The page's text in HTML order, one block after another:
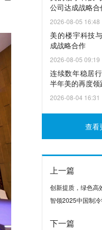
公司达成战略合
2026-08-05 16:48
美的楼宇科技
成战略合作
2026-08-05 09:19
连续数年稳居
半年美的再度
2026-08-04 16:31
查看
上一篇
创新提质，绿色高
智领2025中国制
下一篇